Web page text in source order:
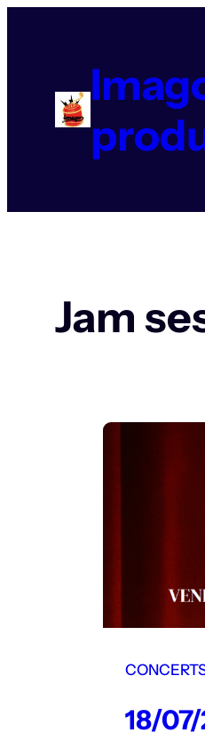
Jam
18/